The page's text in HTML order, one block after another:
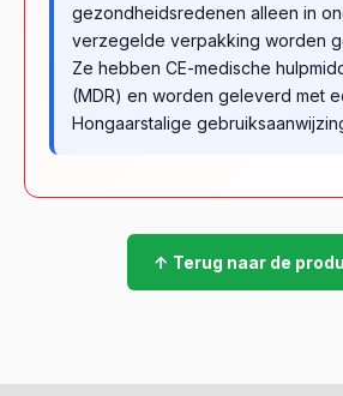
gezondheidsredenen alleen in
verzegelde verpakking worden
Ze hebben CE-medische
(MDR) en worden geleverd met
Hongaarstalige
↑ Terug naar de